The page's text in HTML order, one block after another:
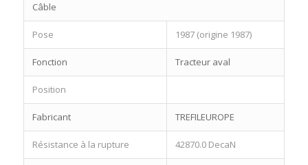
Câble
Pose 1987 (origine 1987)
Fonction Tracteur aval
Position
Fabricant TREFILEUROPE
Résistance à la rupture 42870.0 DecaN